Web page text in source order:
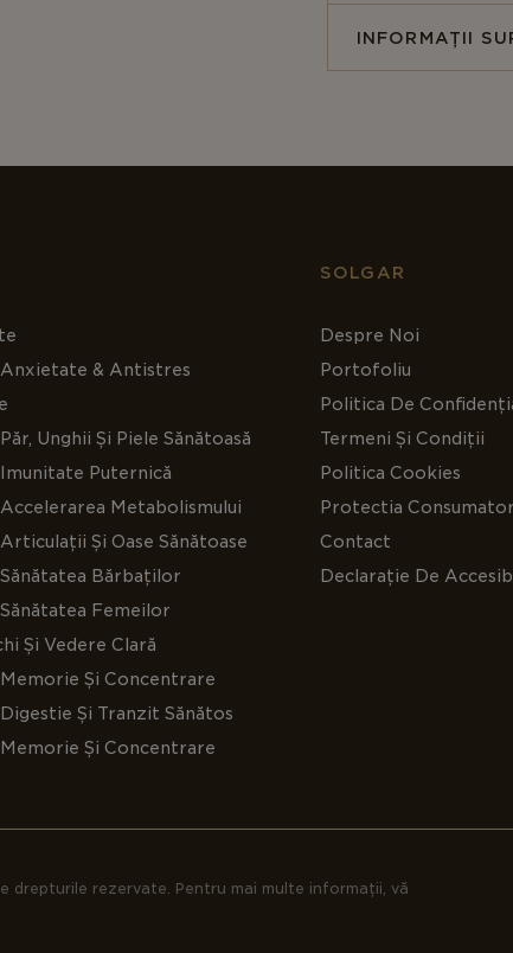
INFORMAȚII
& Antistres
Unghii Și Piele Sănătoasă
Puternică
Metabolismului
Și Oase Sănătoase
Bărbaților
Femeilor
Și Vedere Clară
Și Concentrare
Și Tranzit Sănătos
Și Concentrare
SOLGAR
Despre Noi
Portofoliu
Politica De
Termeni Și Condiții
Politica Cookies
Protectia
Contact
Declarație De
drepturile rezervate. Pentru mai multe informații, vă